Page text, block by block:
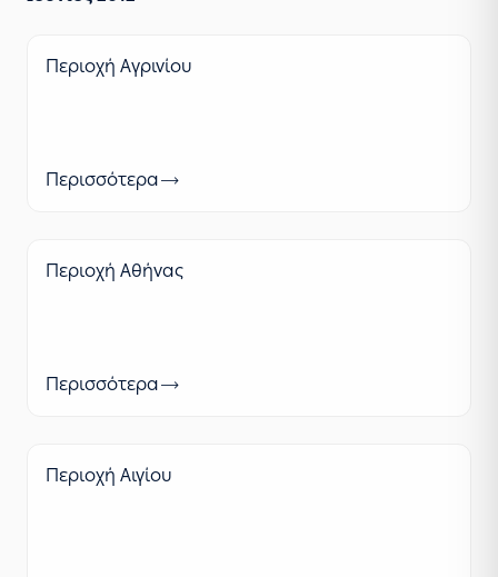
Περιοχή Αγρινίου
Περισσότερα
Περιοχή Αθήνας
Περισσότερα
Περιοχή Αιγίου